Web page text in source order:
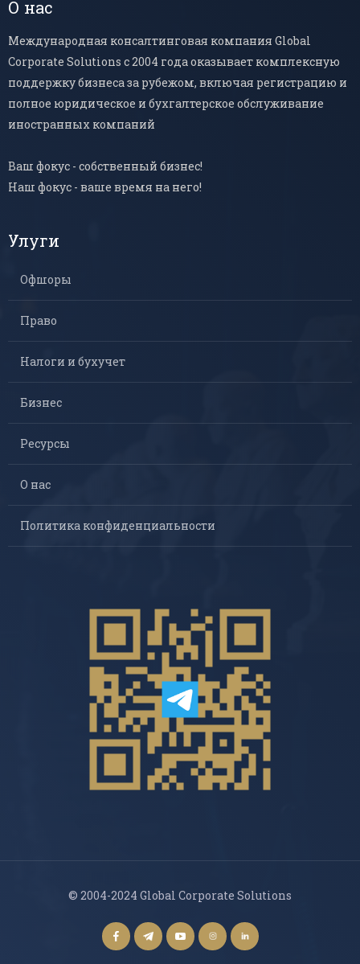
О нас
Международная консалтинговая компания Global
Corporate Solutions с 2004 года оказывает комплексную
поддержку бизнеса за рубежом, включая регистрацию и
полное юридическое и бухгалтерское обслуживание
иностранных компаний
Ваш фокус - собственный бизнес!
Наш фокус - ваше время на него!
Улуги
Офшоры
Право
Налоги и бухучет
Бизнес
Ресурсы
О нас
Политика конфиденциальности
© 2004-2024 Global Corporate Solutions